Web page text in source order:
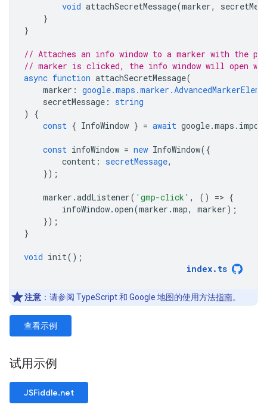
void attachSecretMessage(marker,
}
}
// Attaches an info window to a marker with the
// marker is clicked, the info window will open
async function attachSecretMessage(
marker :
secretMessage : string
)
{
const { InfoWindow } = await google.maps .
const infoWindow = new InfoWindow({
content : secretMessage,
});
marker .addListener( 'gmp-click' , () => {
infoWindow.open(marker .map, marker);
});
}
void init();
index. ts
注意 ：请参阅 TypeScript 和 Google 地图的使用方法指南。
查看示例
试用示例
JSFiddle.net